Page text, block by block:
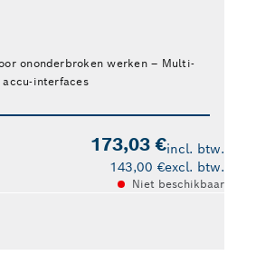
ononderbroken werken – Multi-
interfaces
173,03 €incl. btw.
143,00 €excl. btw.
Niet beschikbaar